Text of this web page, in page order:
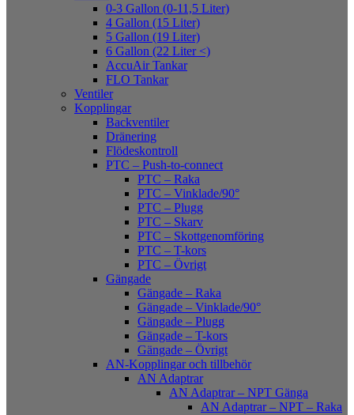
0-3 Gallon (0-11,5 Liter)
4 Gallon (15 Liter)
5 Gallon (19 Liter)
6 Gallon (22 Liter <)
AccuAir Tankar
FLO Tankar
Ventiler
Kopplingar
Backventiler
Dränering
Flödeskontroll
PTC – Push-to-connect
PTC – Raka
PTC – Vinklade/90°
PTC – Plugg
PTC – Skarv
PTC – Skottgenomföring
PTC – T-kors
PTC – Övrigt
Gängade
Gängade – Raka
Gängade – Vinklade/90°
Gängade – Plugg
Gängade – T-kors
Gängade – Övrigt
AN-Kopplingar och tillbehör
AN Adaptrar
AN Adaptrar – NPT Gänga
AN Adaptrar – NPT – Raka